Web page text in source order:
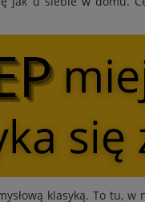
klasyką. To tu, w